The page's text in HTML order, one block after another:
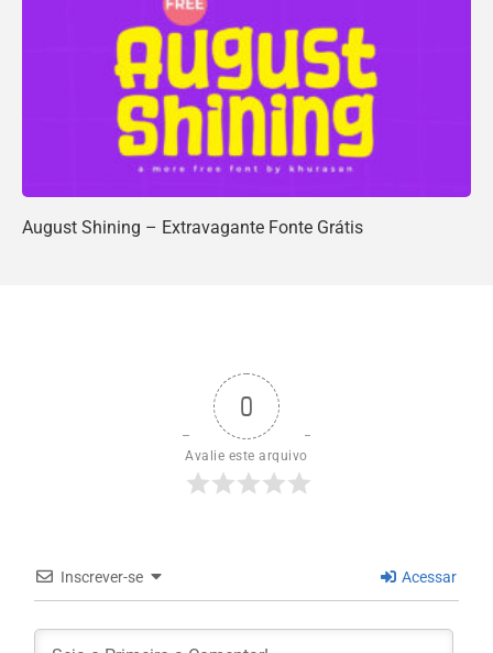
August Shining – Extravagante Fonte Grátis
0
Avalie este arquivo
Inscrever-se Acessar